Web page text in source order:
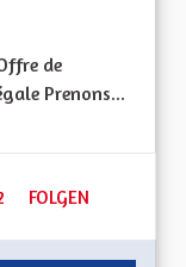
de
Prenons...
52 FOLLOWER
FOLGEN
OFFRE DE